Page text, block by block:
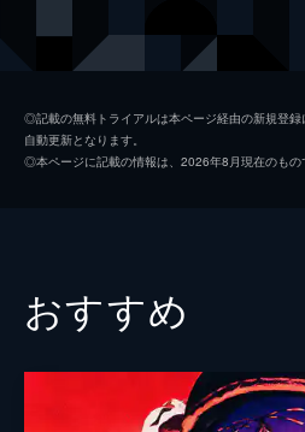
エドガー・ダー
◎記載の無料トライアルは本ページ経由の新規登
自動更新となります。
◎本ページに記載の情報は、2026年8月現在のもの
おすすめ